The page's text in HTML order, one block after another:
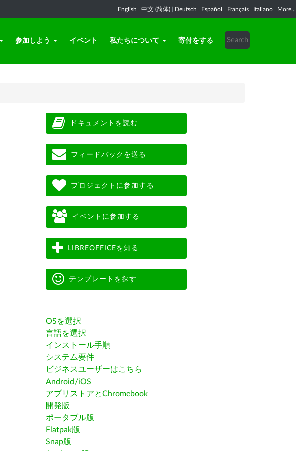
English 中文 (简体) Deutsch Español Français Italiano More...
参加しよう イベント 私たちについて 寄付をする
ドキュメントを読む
フィードバックを送る
プロジェクトに参加する
イベントに参加する
LIBREOFFICEを知る
テンプレートを探す
OSを選択
言語を選択
インストール手順
システム要件
ビジネスユーザーはこちら
Android/iOS
アプリストアとChromebook
開発版
ポータブル版
Flatpak版
Snap版